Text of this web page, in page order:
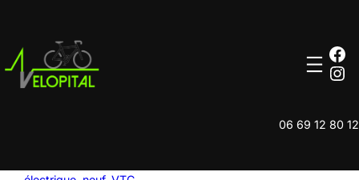
contenu
06 69 12 80 12